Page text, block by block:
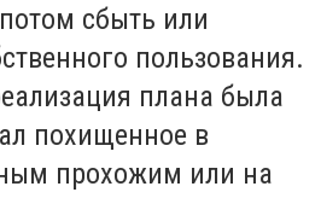
сбыть или
пользования.
плана была
похищенное в
прохожим или на